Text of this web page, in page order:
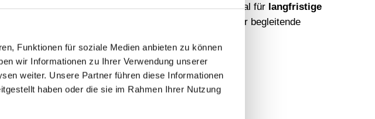
Funktionen für soziale Medien anbieten zu können
wir Informationen zu Ihrer Verwendung unserer
weiter. Unsere Partner führen diese Informationen
haben oder die sie im Rahmen Ihrer Nutzung
nutzen und alle Kilometer kompensiert werden. Ideal für langfristige
, Schwerpunktkampagnen oder begleitende
Jetzt kontaktieren